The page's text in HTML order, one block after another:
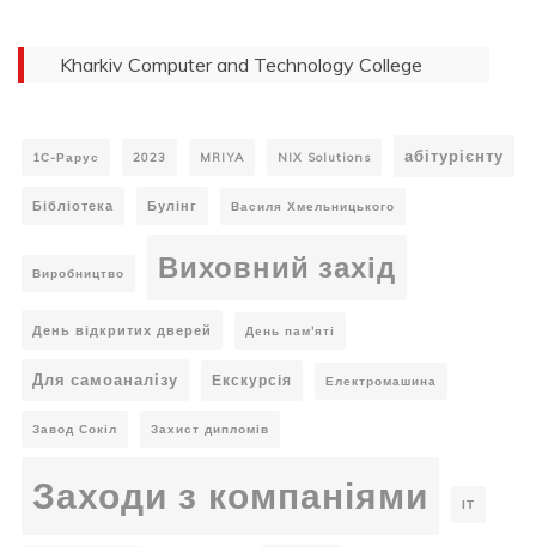
Kharkiv Computer and Technology College
1С-Рарус 2023 MRIYA NIX Solutions абітурієнту
Бібліотека Булінг Василя Хмельницького
Виробництво Виховний захід
День відкритих дверей День пам'яті
Для самоаналізу Екскурсія Електромашина
Завод Сокіл Захист дипломів
Заходи з компаніями ІТ